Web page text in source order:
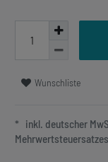
Wunschliste
* inkl. deutscher